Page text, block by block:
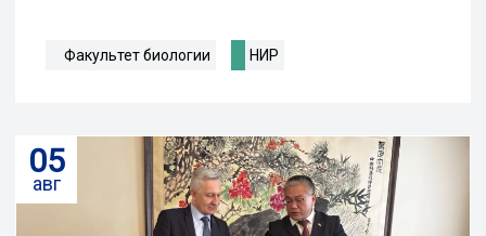
Факультет биологии НИР
05
авг